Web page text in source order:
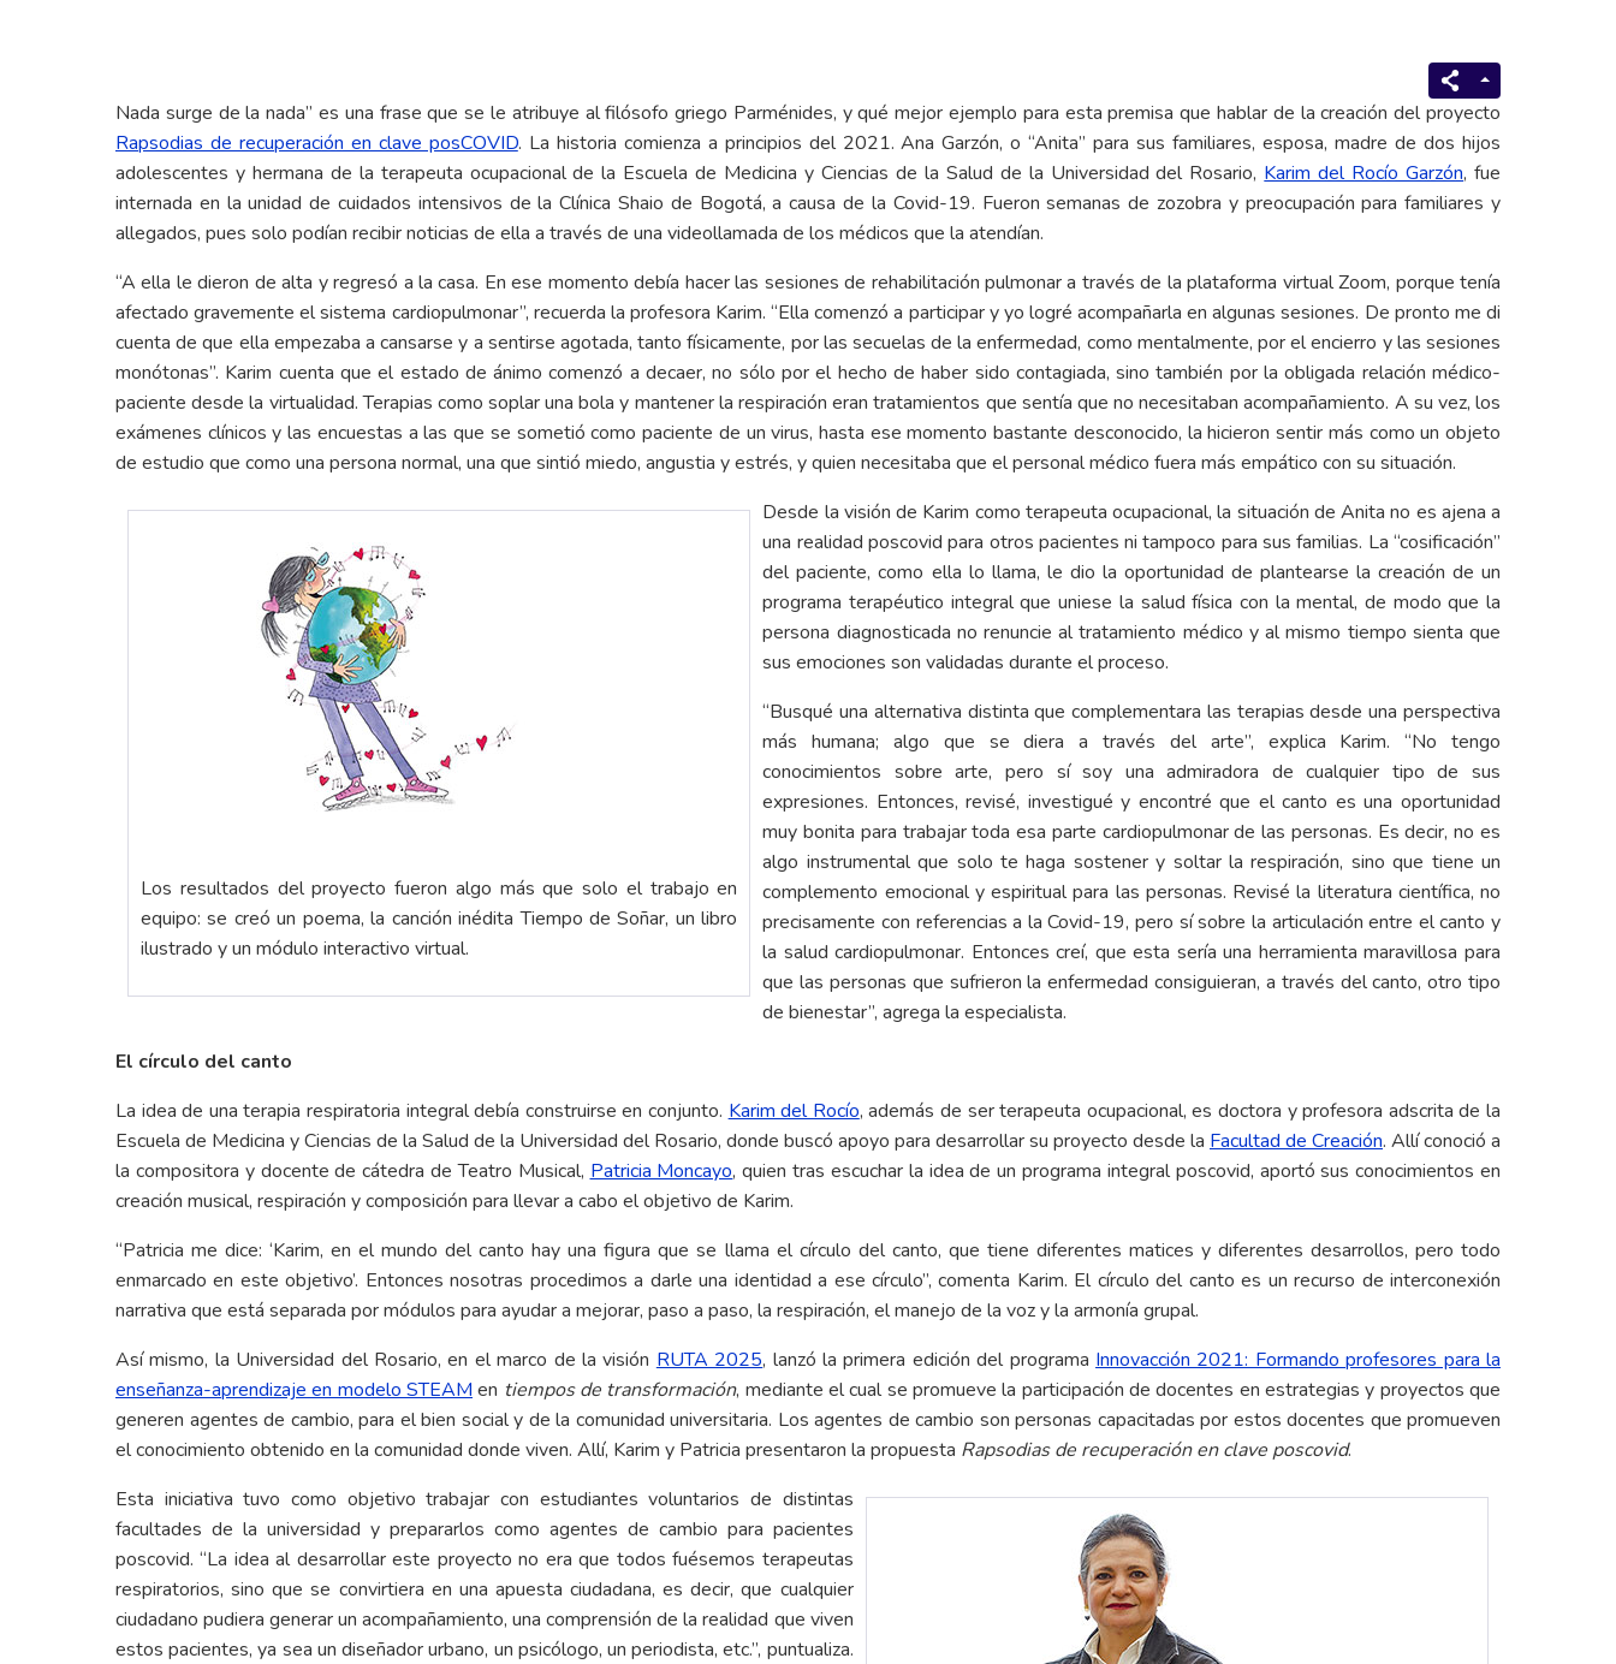
Nada surge de la nada” es una frase que se le atribuye al filósofo griego Parménides, y qué mejor ejemplo para esta premisa que hablar de la creación del proyecto
Rapsodias de recuperación en clave posCOVID. La historia comienza a principios del 2021. Ana Garzón, o “Anita” para sus familiares, esposa, madre de dos hijos
adolescentes y hermana de la terapeuta ocupacional de la Escuela de Medicina y Ciencias de la Salud de la Universidad del Rosario, Karim del Rocío Garzón, fue
internada en la unidad de cuidados intensivos de la Clínica Shaio de Bogotá, a causa de la Covid-19. Fueron semanas de zozobra y preocupación para familiares y
allegados, pues solo podían recibir noticias de ella a través de una videollamada de los médicos que la atendían.
“A ella le dieron de alta y regresó a la casa. En ese momento debía hacer las sesiones de rehabilitación pulmonar a través de la plataforma virtual Zoom, porque tenía
afectado gravemente el sistema cardiopulmonar”, recuerda la profesora Karim. “Ella comenzó a participar y yo logré acompañarla en algunas sesiones. De pronto me di
cuenta de que ella empezaba a cansarse y a sentirse agotada, tanto físicamente, por las secuelas de la enfermedad, como mentalmente, por el encierro y las sesiones
monótonas”. Karim cuenta que el estado de ánimo comenzó a decaer, no sólo por el hecho de haber sido contagiada, sino también por la obligada relación médico-
paciente desde la virtualidad. Terapias como soplar una bola y mantener la respiración eran tratamientos que sentía que no necesitaban acompañamiento. A su vez, los
exámenes clínicos y las encuestas a las que se sometió como paciente de un virus, hasta ese momento bastante desconocido, la hicieron sentir más como un objeto
de estudio que como una persona normal, una que sintió miedo, angustia y estrés, y quien necesitaba que el personal médico fuera más empático con su situación.
Los resultados del proyecto fueron algo más que solo el trabajo en
equipo: se creó un poema, la canción inédita Tiempo de Soñar, un libro
ilustrado y un módulo interactivo virtual.
Desde la visión de Karim como terapeuta ocupacional, la situación de Anita no es ajena a
una realidad poscovid para otros pacientes ni tampoco para sus familias. La “cosificación”
del paciente, como ella lo llama, le dio la oportunidad de plantearse la creación de un
programa terapéutico integral que uniese la salud física con la mental, de modo que la
persona diagnosticada no renuncie al tratamiento médico y al mismo tiempo sienta que
sus emociones son validadas durante el proceso.
“Busqué una alternativa distinta que complementara las terapias desde una perspectiva
más humana; algo que se diera a través del arte”, explica Karim. “No tengo
conocimientos sobre arte, pero sí soy una admiradora de cualquier tipo de sus
expresiones. Entonces, revisé, investigué y encontré que el canto es una oportunidad
muy bonita para trabajar toda esa parte cardiopulmonar de las personas. Es decir, no es
algo instrumental que solo te haga sostener y soltar la respiración, sino que tiene un
complemento emocional y espiritual para las personas. Revisé la literatura científica, no
precisamente con referencias a la Covid-19, pero sí sobre la articulación entre el canto y
la salud cardiopulmonar. Entonces creí, que esta sería una herramienta maravillosa para
que las personas que sufrieron la enfermedad consiguieran, a través del canto, otro tipo
de bienestar”, agrega la especialista.
El círculo del canto
La idea de una terapia respiratoria integral debía construirse en conjunto. Karim del Rocío, además de ser terapeuta ocupacional, es doctora y profesora adscrita de la
Escuela de Medicina y Ciencias de la Salud de la Universidad del Rosario, donde buscó apoyo para desarrollar su proyecto desde la Facultad de Creación. Allí conoció a
la compositora y docente de cátedra de Teatro Musical, Patricia Moncayo, quien tras escuchar la idea de un programa integral poscovid, aportó sus conocimientos en
creación musical, respiración y composición para llevar a cabo el objetivo de Karim.
“Patricia me dice: ‘Karim, en el mundo del canto hay una figura que se llama el círculo del canto, que tiene diferentes matices y diferentes desarrollos, pero todo
enmarcado en este objetivo’. Entonces nosotras procedimos a darle una identidad a ese círculo”, comenta Karim. El círculo del canto es un recurso de interconexión
narrativa que está separada por módulos para ayudar a mejorar, paso a paso, la respiración, el manejo de la voz y la armonía grupal.
Así mismo, la Universidad del Rosario, en el marco de la visión RUTA 2025, lanzó la primera edición del programa Innovacción 2021: Formando profesores para la
enseñanza-aprendizaje en modelo STEAM en tiempos de transformación, mediante el cual se promueve la participación de docentes en estrategias y proyectos que
generen agentes de cambio, para el bien social y de la comunidad universitaria. Los agentes de cambio son personas capacitadas por estos docentes que promueven
el conocimiento obtenido en la comunidad donde viven. Allí, Karim y Patricia presentaron la propuesta Rapsodias de recuperación en clave poscovid.
Esta iniciativa tuvo como objetivo trabajar con estudiantes voluntarios de distintas
facultades de la universidad y prepararlos como agentes de cambio para pacientes
poscovid. “La idea al desarrollar este proyecto no era que todos fuésemos terapeutas
respiratorios, sino que se convirtiera en una apuesta ciudadana, es decir, que cualquier
ciudadano pudiera generar un acompañamiento, una comprensión de la realidad que viven
estos pacientes, ya sea un diseñador urbano, un psicólogo, un periodista, etc.”, puntualiza.